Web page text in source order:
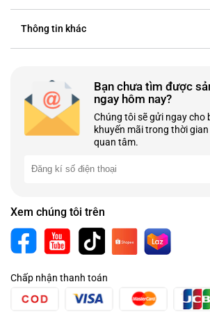
Thông tin khác
Bạn chưa tìm được
ngay hôm nay?
Chúng tôi sẽ gửi ngay cho
khuyến mãi trong thời
quan tâm.
Xem chúng tôi trên
Chấp nhận thanh toán